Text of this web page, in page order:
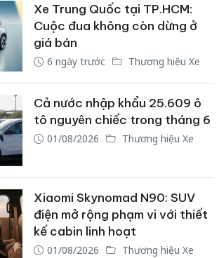
Xe Trung Quốc tại TP.HCM:
Cuộc đua không còn dừng ở
giá bán
6 ngày trước Thương hiệu Xe
Cả nước nhập khẩu 25.609 ô
tô nguyên chiếc trong tháng 6
01/08/2026 Thương hiệu Xe
Xiaomi Skynomad N90: SUV
điện mở rộng phạm vi với thiết
kế cabin linh hoạt
01/08/2026 Thương hiệu Xe